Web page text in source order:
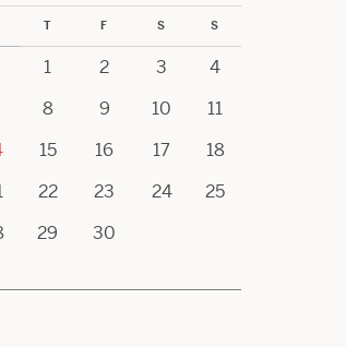
T F S S
1 2 3
4
8 9 10
11
15 16 17
18
22 23 24
25
29
30